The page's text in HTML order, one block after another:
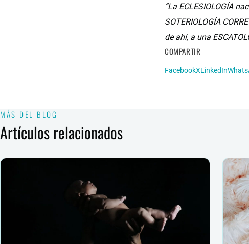
“La ECLESIOLOGÍA
SOTERIOLOGÍA
de ahí, a una
COMPARTIR
FacebookXLinkedIn
MÁS DEL BLOG
Artículos relacionados